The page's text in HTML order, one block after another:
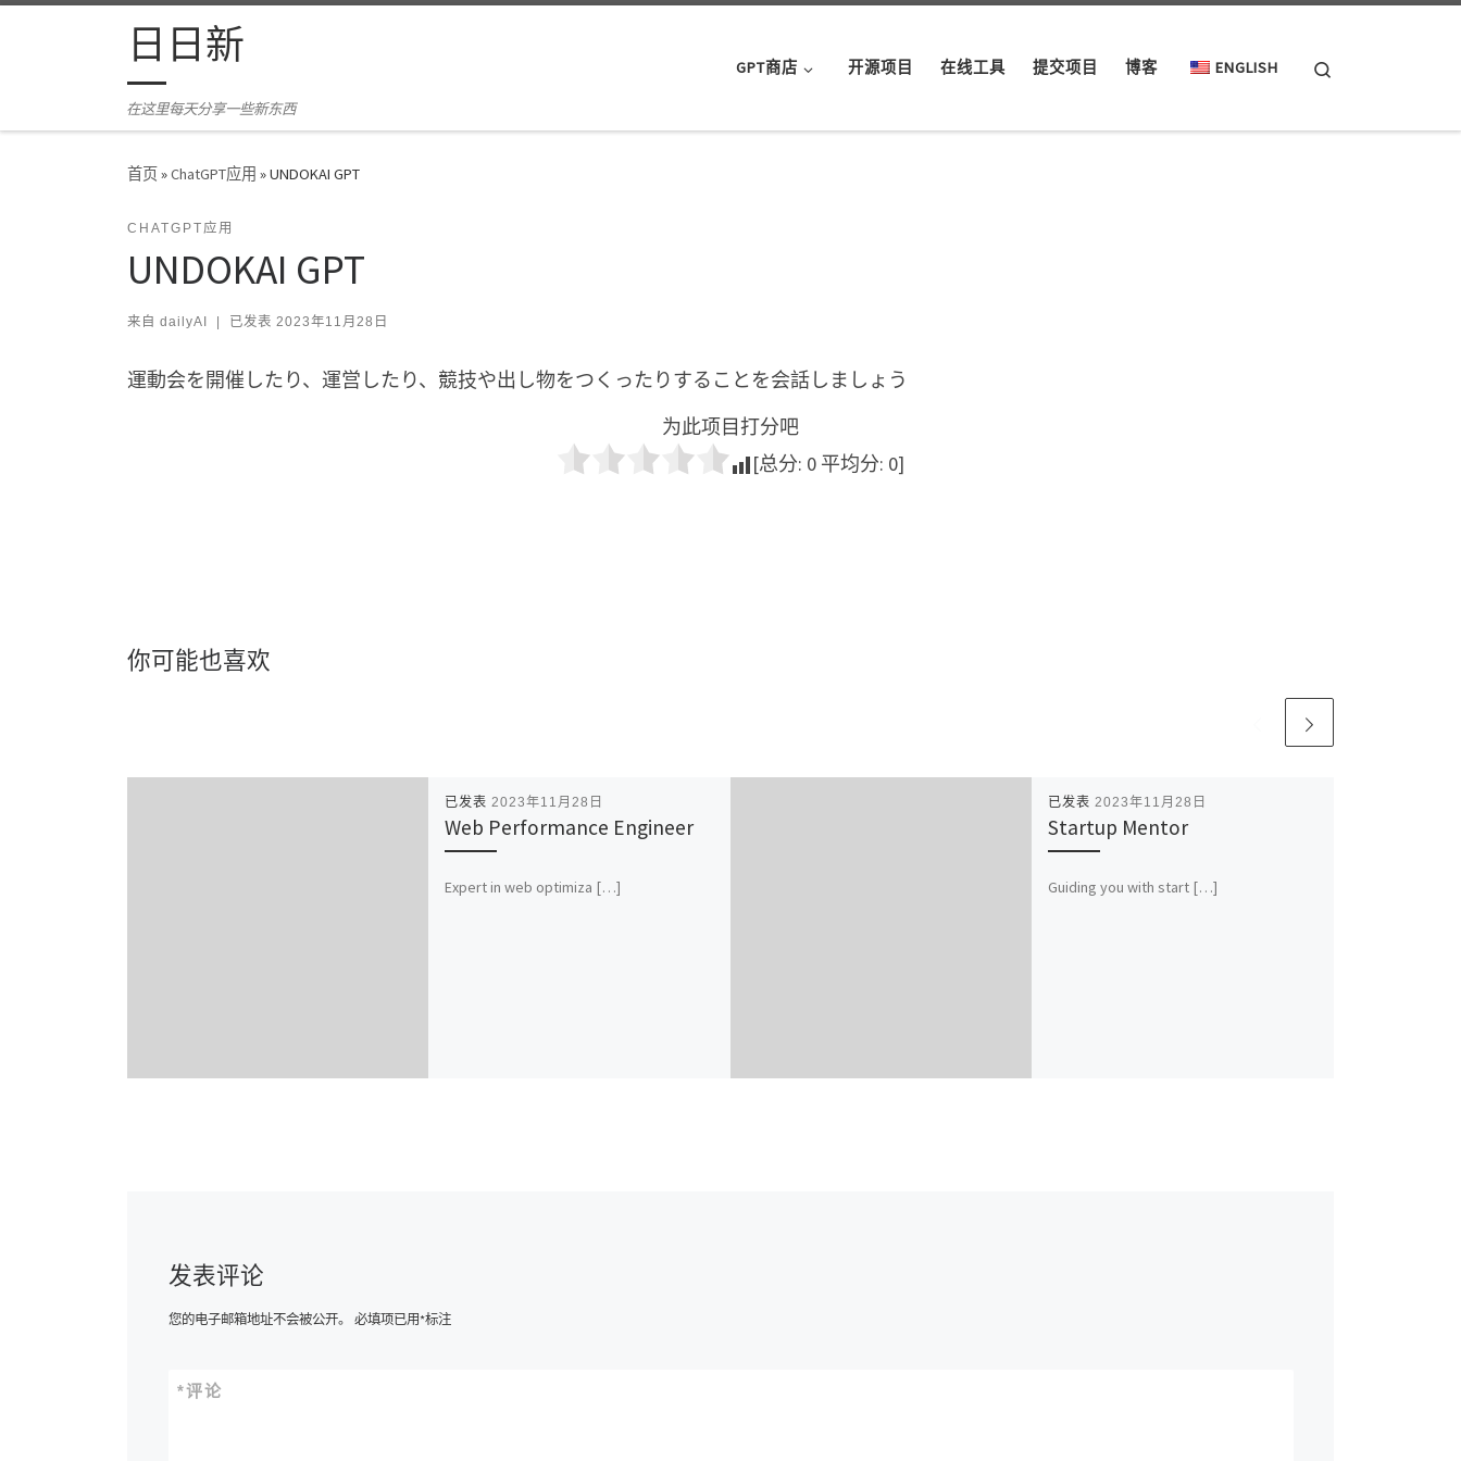
Skip to content日日新
在这里每天分享一些新东西
GPT商店 开源项目 在线工具 提交项目 博客 ENGLISH
首页»ChatGPT应用 »UNDOKAI GPT
CHATGPT应用
UNDOKAI GPT
来自 dailyAI 已发表 2023年11月28日
運動会を開催したり、運営したり、競技や出し物をつくったりすることを会話しましょう
为此项目打分吧
[总分: 0 平均分: 0]
你可能也喜欢
已发表 2023年11月28日
Web Performance Engineer
Expert in web optimiza […]
已发表 2023年11月28日
Startup Mentor
Guiding you with start […]
发表评论
您的电子邮箱地址不会被公开。 必填项已用*标注
评论
*